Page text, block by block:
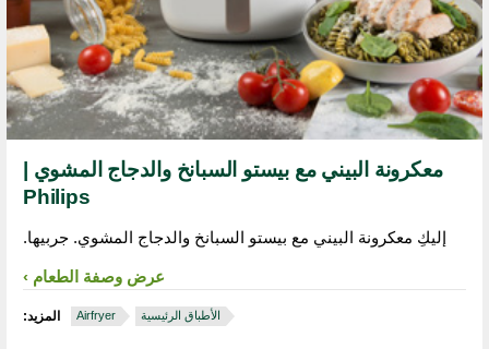
معكرونة البيني مع بيستو السبانخ والدجاج المشوي |
Philips
إليكِ معكرونة البيني مع بيستو السبانخ والدجاج المشوي. جربيها.
عرض وصفة الطعام
المزيد: Airfryer الأطباق الرئيسية